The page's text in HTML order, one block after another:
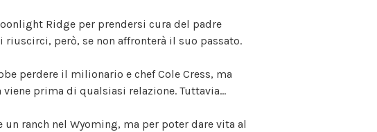
Ridge per prendersi cura del padre
però, se non affronterà il suo passato.
perdere il milionario e chef Cole Cress, ma
prima di qualsiasi relazione. Tuttavia…
ranch nel Wyoming, ma per poter dare vita al